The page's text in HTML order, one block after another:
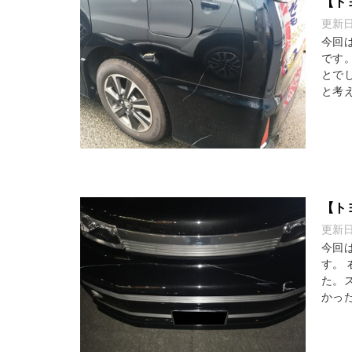
更新
今回
です
とで
と考
【
更新
今回
す。
た。
かっ